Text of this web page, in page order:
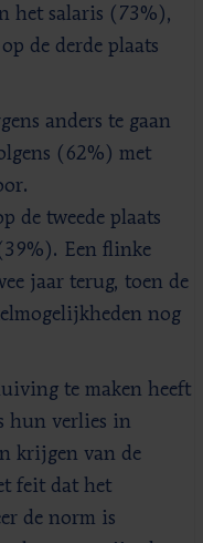
het salaris (73%),
de derde plaats
anders te gaan
(62%) met
de tweede plaats
Een flinke
jaar terug, toen de
nog
te maken heeft
hun verlies in
krijgen van de
feit dat het
de norm is